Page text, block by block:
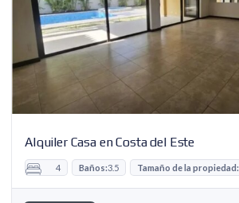
Alquiler Casa en Costa del Este
4 Baños:3.5 Tamaño de la propiedad: